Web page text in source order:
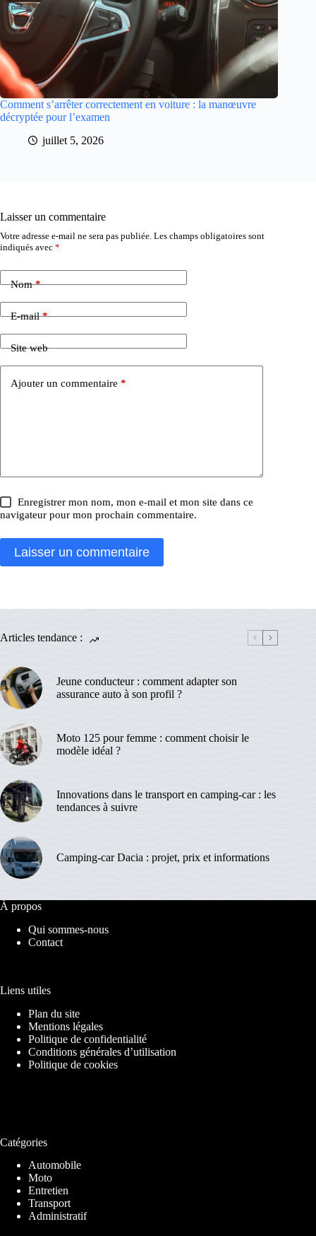
Comment s’arrêter correctement en voiture : la manœuvre
décryptée pour l’examen
juillet 5, 2026
Laisser un commentaire
Votre adresse e-mail ne sera pas publiée. Les champs obligatoires sont
indiqués avec *
Nom*
E-mail*
Site web
Ajouter un commentaire *
Enregistrer mon nom, mon e-mail et mon site dans ce
navigateur pour mon prochain commentaire.
Laisser un commentaire
Articles tendance :
Jeune conducteur : comment adapter son
assurance auto à son profil ?
Moto 125 pour femme : comment choisir le
modèle idéal ?
Innovations dans le transport en camping-car : les
tendances à suivre
Camping-car Dacia : projet, prix et informations
À propos
Qui sommes-nous
Contact
Liens utiles
Plan du site
Mentions légales
Politique de confidentialité
Conditions générales d’utilisation
Politique de cookies
Catégories
Automobile
Moto
Entretien
Transport
Administratif